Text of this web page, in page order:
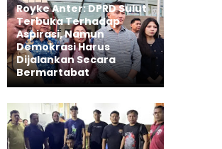
Royke Anter: DPRD Sulut
Terbuka Terhadap
Aspirasi, Namun
Demokrasi Harus
Dijalankan Secara
Bermartabat